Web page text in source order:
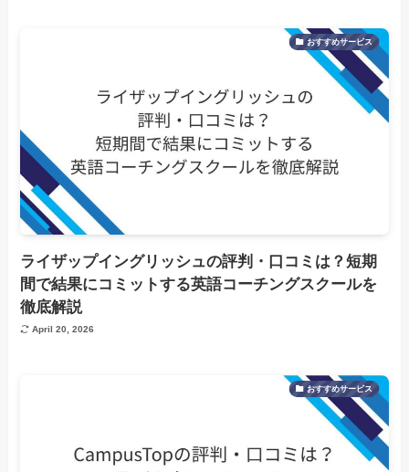
おすすめサービス
ライザップイングリッシュの評判・口コミは？短期
間で結果にコミットする英語コーチングスクールを
徹底解説
April 20, 2026
おすすめサービス